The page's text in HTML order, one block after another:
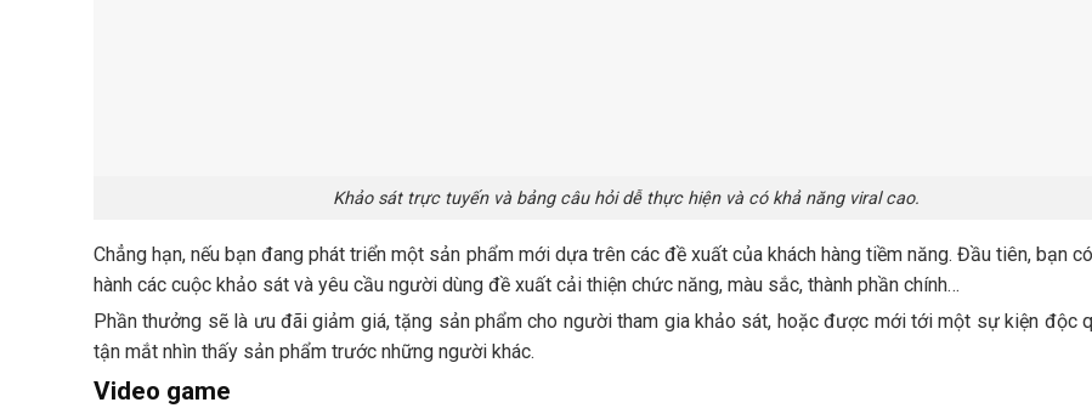
Khảo sát trực tuyến và bảng câu hỏi dễ thực hiện và có khả năng viral cao.
Chẳng hạn, nếu bạn đang phát triển một sản phẩm mới dựa trên các đề xuất của khách hàng tiềm năng. Đầu tiên, bạn
hành các cuộc khảo sát và yêu cầu người dùng đề xuất cải thiện chức năng, màu sắc, thành phần chính…
Phần thưởng sẽ là ưu đãi giảm giá, tặng sản phẩm cho người tham gia khảo sát, hoặc được mới tới một sự kiện độc
tận mắt nhìn thấy sản phẩm trước những người khác.
Video game